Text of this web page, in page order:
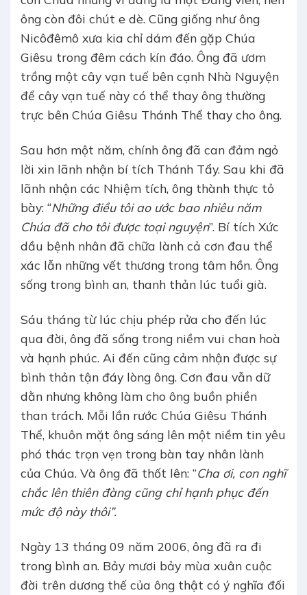
ông còn đôi chút e dè. Cũng giống như ông
Nicôđêmô xưa kia chỉ dám đến gặp Chúa
Giêsu trong đêm cách kín đáo. Ông đã ươm
trồng một cây vạn tuế bên cạnh Nhà Nguyện
để cây vạn tuế này có thể thay ông thường
trực bên Chúa Giêsu Thánh Thể thay cho ông.
Sau hơn một năm, chính ông đã can đảm ngỏ
lời xin lãnh nhận bí tích Thánh Tẩy. Sau khi đã
lãnh nhận các Nhiệm tích, ông thành thực tỏ
bày: “Những điều tôi ao ước bao nhiêu năm
Chúa đã cho tôi được toại nguyện”. Bí tích Xức
dầu bệnh nhân đã chữa lành cả cơn đau thể
xác lẫn những vết thương trong tâm hồn. Ông
sống trong bình an, thanh thản lúc tuổi già.
Sáu tháng từ lúc chịu phép rửa cho đến lúc
qua đời, ông đã sống trong niềm vui chan hoà
và hạnh phúc. Ai đến cũng cảm nhận được sự
bình thản tận đáy lòng ông. Cơn đau vẫn dữ
dằn nhưng không làm cho ông buồn phiền
than trách. Mỗi lần rước Chúa Giêsu Thánh
Thể, khuôn mặt ông sáng lên một niềm tin yêu
phó thác trọn vẹn trong bàn tay nhân lành
của Chúa. Và ông đã thốt lên: “Cha ơi, con nghĩ
chắc lên thiên đàng cũng chỉ hạnh phục đến
mức độ này thôi”.
Ngày 13 tháng 09 năm 2006, ông đã ra đi
trong bình an. Bảy mươi bảy mùa xuân cuộc
đời trên dương thế của ông thật có ý nghĩa đối